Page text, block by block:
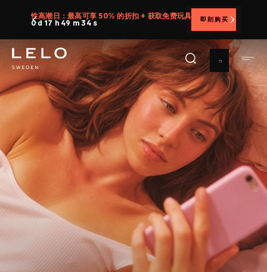
到
主
内
容
即刻购买 提供 30 天满意度保证，让您无忧体验